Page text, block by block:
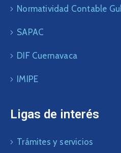
Normatividad Contable
SAPAC
DIF Cuernavaca
IMIPE
Ligas de interés
Trámites y servicios